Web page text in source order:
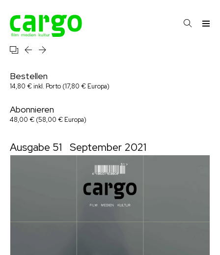
Bestellen
14,80 € inkl. Porto (17,80 € Europa)
Abonnieren
48,00 € (58,00 € Europa)
Ausgabe 51 September 2021